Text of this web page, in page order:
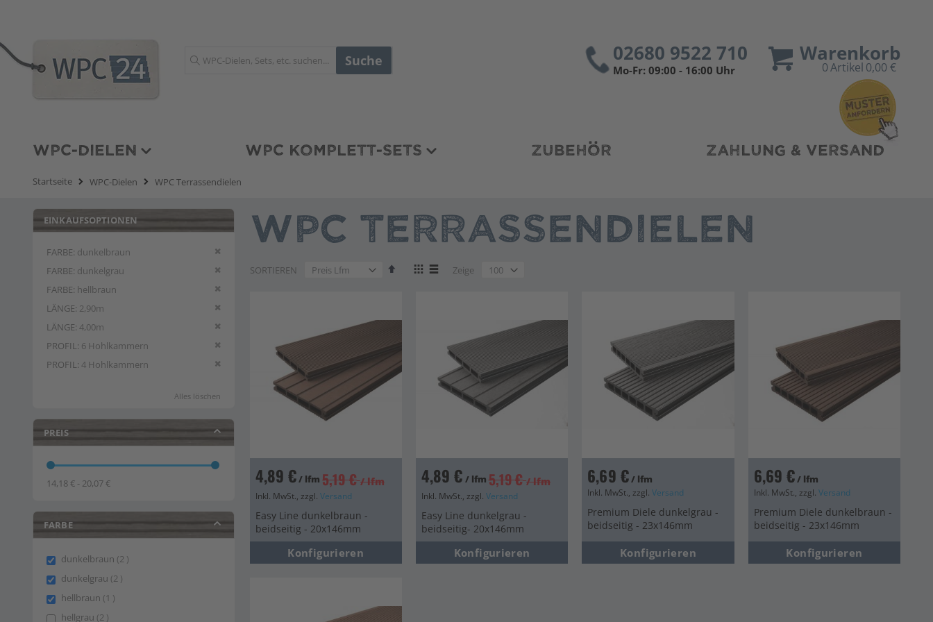
Warenkorb
0Artikel 0,00 €
Suche 02680 9522 710
Mo-Fr: 09:00 - 16:00 Uhr
WPC-DIELEN WPC KOMPLETT-SETS ZUBEHÖR ZAHLUNG & VERSAND
Startseite WPC-Dielen WPC Terrassendielen
WPC TERRASSENDIELEN
SORTIEREN
AbsteigendAnzeigen
Zeige
4,89 €/ lfm 5,19 € / lfm
Inkl. MwSt., zzgl. Versand
Easy Line dunkelbraun -
beidseitig - 20x146mm
Konfigurieren
4,89 € / lfm5,19 € / lfm
Inkl. MwSt., zzgl. Versand
Easy Line dunkelgrau -
beidseitig- 20x146mm
Konfigurieren
6,69 €/ lfm
Inkl. MwSt., zzgl.Versand
Premium Diele dunkelgrau -
beidseitig - 23x146mm
Konfigurieren
6,69 €/ lfm
Inkl. MwSt., zzgl. Versand
Premium Diele dunkelbraun -
beidseitig - 23x146mm
Konfigurieren
EINKAUFSOPTIONEN
FARBE dunkelbraun
Diesen Artikel entfernen
FARBE dunkelgrau
Diesen Artikel entfernen
FARBE hellbraun
Diesen Artikel entfernen
LÄNGE 2,90m
Diesen Artikel entfernen
LÄNGE 4,00m
Diesen Artikel entfernen
PROFIL 6 Hohlkammern
Diesen Artikel entfernen
PROFIL 4 Hohlkammern Diesen Artikel entfernen
Alles löschen
PREIS
14,18 € - 20,07 €
FARBE
dunkelbraun 2 items
dunkelgrau 2 items
hellbraun 1 item
hellgrau 2 items